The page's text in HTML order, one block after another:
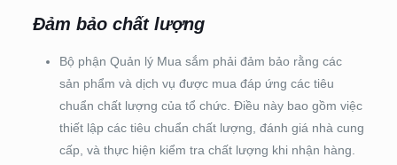
Đảm bảo chất lượng
Bộ phận Quản lý Mua sắm phải đảm bảo rằng các
sản phẩm và dịch vụ được mua đáp ứng các tiêu
chuẩn chất lượng của tổ chức. Điều này bao gồm việc
thiết lập các tiêu chuẩn chất lượng, đánh giá nhà cung
cấp, và thực hiện kiểm tra chất lượng khi nhận hàng.